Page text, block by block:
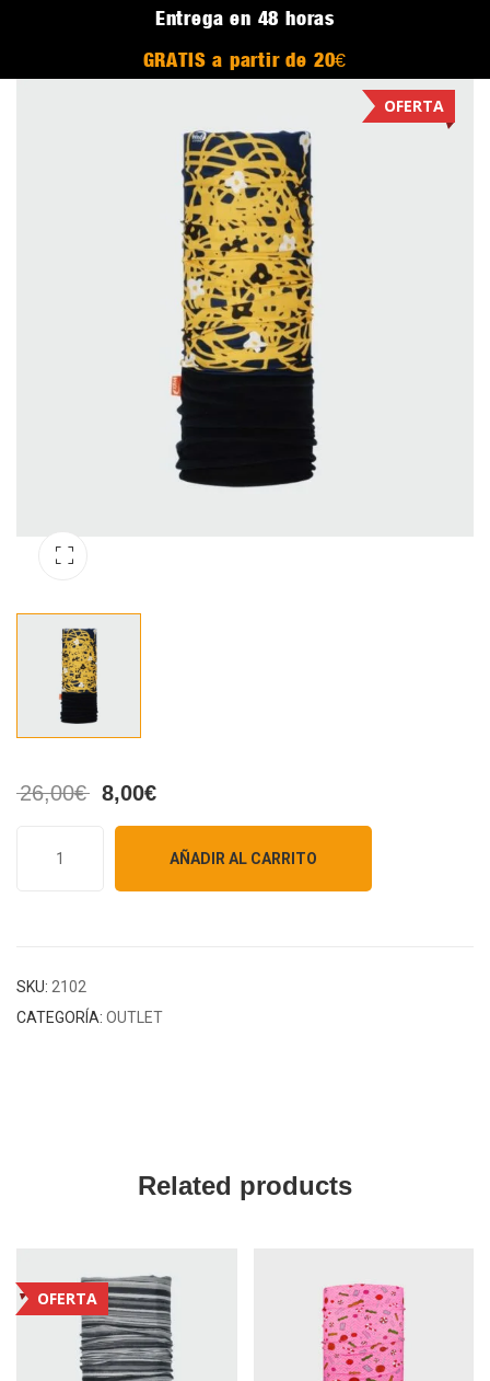
Entrega en 48 horas
GRATIS a partir de 20€
OFERTA
26,00€ 8,00€
AÑADIR AL CARRITO
SKU: 2102
CATEGORÍA: OUTLET
Related products
OFERTA